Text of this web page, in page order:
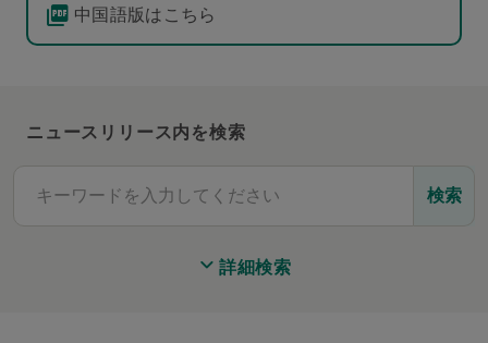
中国語版はこちら
ニュースリリース内を検索
検索
詳細検索